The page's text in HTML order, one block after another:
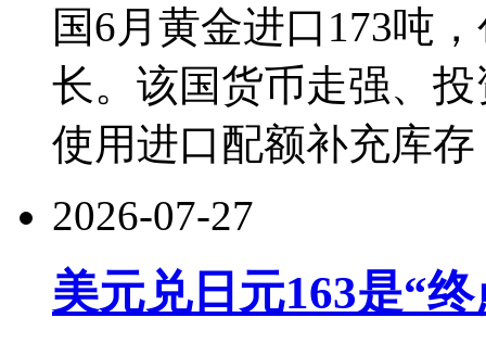
国6月黄金进口173吨
长。该国货币走强、
使用进口配额补充库
2026-07-27
美元兑日元163是“